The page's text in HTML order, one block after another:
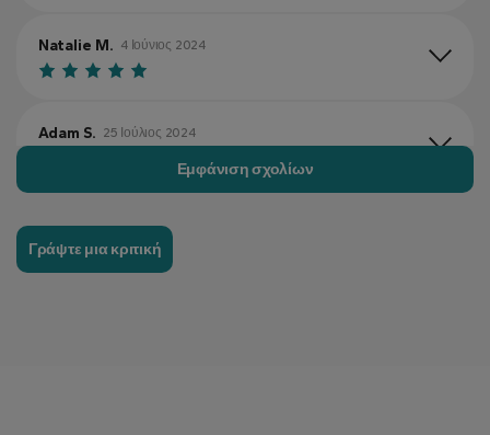
Natalie M. 4 Ιούνιος 2024
Adam S. 25 Ιούλιος 2024
Εμφάνιση σχολίων
Γράψτε μια κριτική